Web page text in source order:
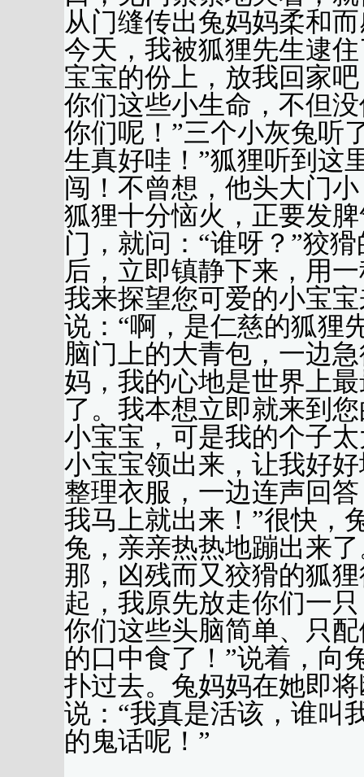
从门缝传出兔妈妈柔和
今天，我被狐狸先生逮
宝宝的份上，放我回家
你们这些小生命，不但
你们呢！”三个小灰兔听
生真好哇！”狐狸听到这
闯！不曾想，他头大门
狐狸十分恼火，正要发
门，就问：“谁呀？”狡
后，立即镇静下来，用
我来探望您可爱的小宝
说：“啊，是仁慈的狐狸
脑门上的大青包，一边
妈，我的心地是世界上
了。我本想立即就来到
小宝宝，可是我的个子
小宝宝领出来，让我好
整理衣服，一边连声回
我马上就出来！”很快，
兔，亲亲热热地蹦出来
那，凶残而又狡猾的狐
起，我原先放走你们一
你们这些头脑简单、只
的口中食了！”说着，向
扑过去。兔妈妈在她即
说：“我真是活该，谁叫
的鬼话呢！”